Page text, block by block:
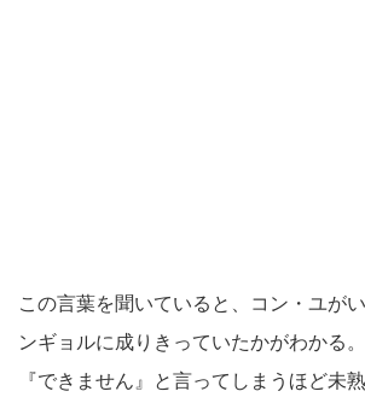
この言葉を聞いていると、コン・ユが
ンギョルに成りきっていたかがわかる
『できません』と言ってしまうほど未